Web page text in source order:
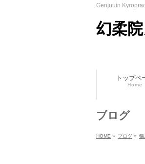
Genjuuin
幻柔
トップペ
Home
ブログ
HOME » ブログ » 猫